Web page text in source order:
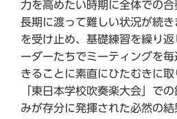
力を高めたい時期に全体での
長期に渡って難しい状況が続
を受け止め、基礎練習を繰り
ーダーたちでミーティングを
きることに素直にひたむきに取
「東日本学校吹奏楽大会」で
みが存分に発揮された必然の